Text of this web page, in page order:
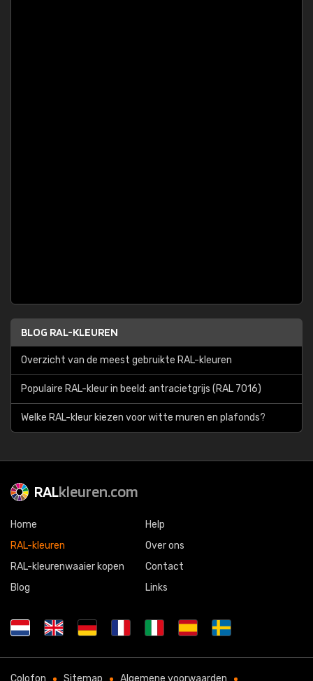
BLOG RAL-KLEUREN
Overzicht van de meest gebruikte RAL-kleuren
Populaire RAL-kleur in beeld: antracietgrijs (RAL 7016)
Welke RAL-kleur kiezen voor witte muren en plafonds?
RALkleuren.com
Home
RAL-kleuren
RAL-kleurenwaaier kopen
Blog
Help
Over ons
Contact
Links
Colofon Sitemap Algemene voorwaarden